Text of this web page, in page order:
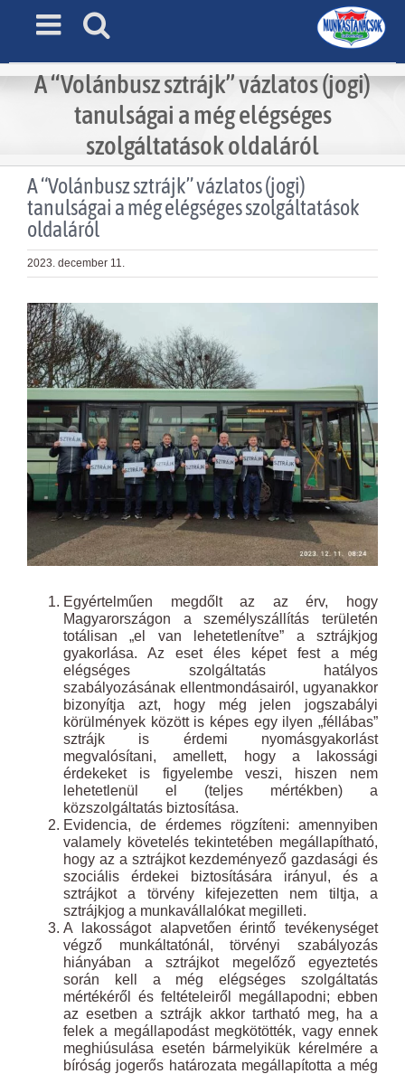
A “Volánbusz sztrájk” vázlatos (jogi)
tanulságai a még elégséges
szolgáltatások oldaláról
A “Volánbusz sztrájk” vázlatos (jogi)
tanulságai a még elégséges szolgáltatások
oldaláról
2023. december 11.
View
Larger
Image
Egyértelműen megdőlt az az érv, hogy
Magyarországon a személyszállítás területén
totálisan „el van lehetetlenítve” a sztrájkjog
gyakorlása. Az eset éles képet fest a még
elégséges szolgáltatás hatályos
szabályozásának ellentmondásairól, ugyanakkor
bizonyítja azt, hogy még jelen jogszabályi
körülmények között is képes egy ilyen „féllábas”
sztrájk is érdemi nyomásgyakorlást
megvalósítani, amellett, hogy a lakossági
érdekeket is figyelembe veszi, hiszen nem
lehetetlenül el (teljes mértékben) a
közszolgáltatás biztosítása.
Evidencia, de érdemes rögzíteni: amennyiben
valamely követelés tekintetében megállapítható,
hogy az a sztrájkot kezdeményező gazdasági és
szociális érdekei biztosítására irányul, és a
sztrájkot a törvény kifejezetten nem tiltja, a
sztrájkjog a munkavállalókat megilleti.
A lakosságot alapvetően érintő tevékenységet
végző munkáltatónál, törvényi szabályozás
hiányában a sztrájkot megelőző egyeztetés
során kell a még elégséges szolgáltatás
mértékéről és feltételeiről megállapodni; ebben
az esetben a sztrájk akkor tartható meg, ha a
felek a megállapodást megkötötték, vagy ennek
meghiúsulása esetén bármelyikük kérelmére a
bíróság jogerős határozata megállapította a még